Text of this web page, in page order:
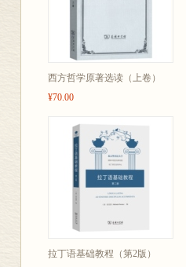
西方哲学原著选读（上卷）
¥70.00
拉丁语基础教程（第2版）